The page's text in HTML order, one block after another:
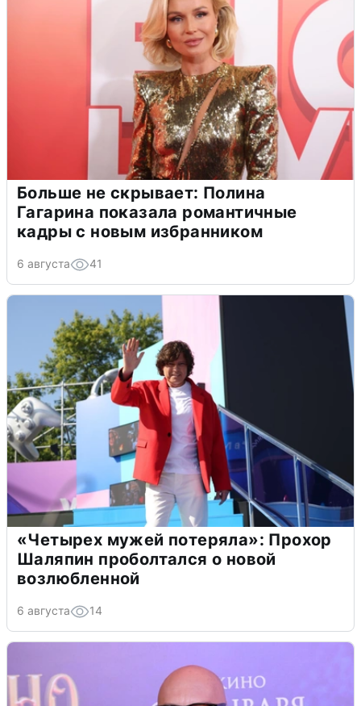
Больше не скрывает: Полина
Гагарина показала романтичные
кадры с новым избранником
6 августа 41
«Четырех мужей потеряла»: Прохор
Шаляпин проболтался о новой
возлюбленной
6 августа 14